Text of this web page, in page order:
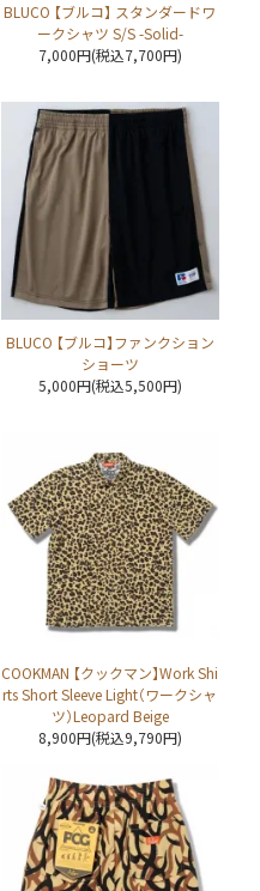
BLUCO 【ブルコ】 スタンダードワ
ークシャツ S/S -Solid-
7,000円(税込7,700円)
BLUCO 【ブルコ】ファンクション
ショーツ
5,000円(税込5,500円)
COOKMAN 【クックマン】Work Shi
rts Short Sleeve Light（ワークシャ
ツ）Leopard Beige
8,900円(税込9,790円)